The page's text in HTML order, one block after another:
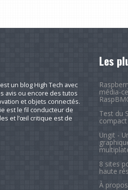
un blog High Tech avec
avis ou encore des tutos
et objets connectés.
est le fil conducteur de
et l’œil critique est de
Les
média-
Test du
Ungit -
8 sites
haute
À propos